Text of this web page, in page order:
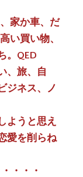
家か車、だ
い買い物、
。QED
、旅、自
ジネス、ノ
ようと思え
愛を削らね
・・・